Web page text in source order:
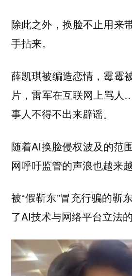
除此之外，换脸不止用来
手拈来。
薛凯琪被编造恋情，霉霉
片，雷军在互联网上骂
事人不得不出来辟谣。
随着AI换脸侵权波及的范
网呼吁监管的声浪也越来越
被“假靳东”冒充行骗的靳
了AI技术与网络平台立法的